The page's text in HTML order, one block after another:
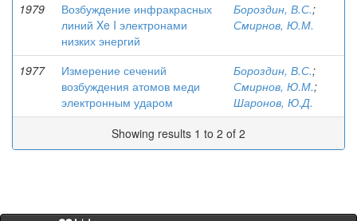
1979
Возбуждение инфракрасных
линий Xe I электронами
низких энергий
Бороздин, В.С.;
Смирнов, Ю.М.
1977
Измерение сечений
возбуждения атомов меди
электронным ударом
Бороздин, В.С.;
Смирнов, Ю.М.;
Шаронов, Ю.Д.
Showing results 1 to 2 of 2